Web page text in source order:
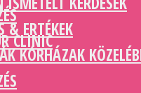
CLINIC
& ERTÉKEK
KÓRHÁZAK